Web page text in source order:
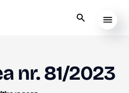
nr. 81/2023